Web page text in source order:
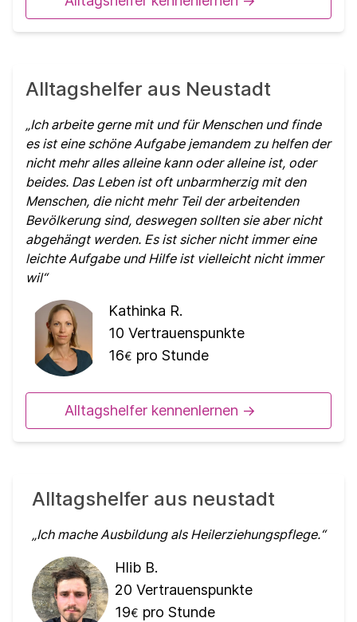
Alltagshelfer aus Neustadt
Ich arbeite gerne mit und für Menschen und finde
es ist eine schöne Aufgabe jemandem zu helfen der
nicht mehr alles alleine kann oder alleine ist, oder
beides. Das Leben ist oft unbarmherzig mit den
Menschen, die nicht mehr Teil der arbeitenden
Bevölkerung sind, deswegen sollten sie aber nicht
abgehängt werden. Es ist sicher nicht immer eine
leichte Aufgabe und Hilfe ist vielleicht nicht immer
wil
Kathinka R.
10 Vertrauenspunkte
16€ pro Stunde
Alltagshelfer kennenlernen ->
Alltagshelfer aus neustadt
Ich mache Ausbildung als Heilerziehungspflege.
Hlib B.
20 Vertrauenspunkte
19€ pro Stunde